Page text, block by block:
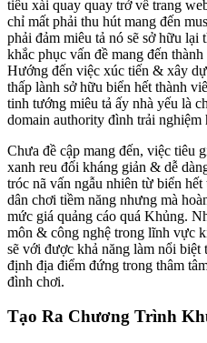
tiêu xài quay quay trở về trang
chỉ mất phải thu hút mang đến
phải đảm miêu tả nó sẽ sở hữu
khắc phục vấn đề mang đến
Hướng đến việc xúc tiến & xây
thấp lành sở hữu biển hết thành
tinh tướng miêu tả ấy nhà yếu là
domain authority đình trải nghiệm
Chưa đề cập mang đến, việc tiêu
xanh reu đối kháng giản & dễ
tróc nã vấn ngẫu nhiên từ biển
dân chơi tiềm năng nhưng mà
mức giá quảng cáo quá Khủng.
môn & công nghệ trong lĩnh vực
sẽ với được khả năng làm nổi
định địa điểm đứng trong thâm
đình chơi.
Tạo Ra Chương Trình